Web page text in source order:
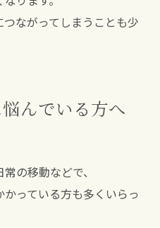
ながってしまうことも少
んでいる方へ
の移動などで、
っている方も多くいらっ